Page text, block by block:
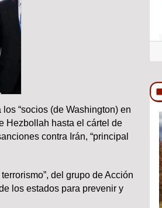
“socios (de Washington) en
Hezbollah hasta el cártel de
contra Irán, “principal
del grupo de Acción
los estados para prevenir y